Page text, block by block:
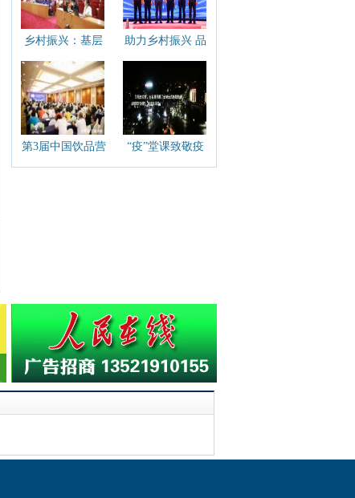
会责任论坛在京
举办
乡村振兴：基层
政府、企业、社
会组织如何看？
怎么干？
助力乡村振兴 品
味老家河南 知豫
商城电商平台在
京上线运营
第3届中国饮品营
销大会6月底佛山
“疫”堂课致敬疫
情期间坚持奋战